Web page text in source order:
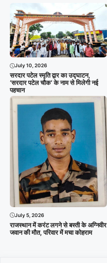
July 10, 2026
सरदार पटेल स्मृति द्वार का उद्घाटन,
‘सरदार पटेल चौक’ के नाम से मिलेगी नई
पहचान
July 5, 2026
राजस्थान में करंट लगने से बस्ती के अग्निवीर
जवान की मौत, परिवार में मचा कोहराम